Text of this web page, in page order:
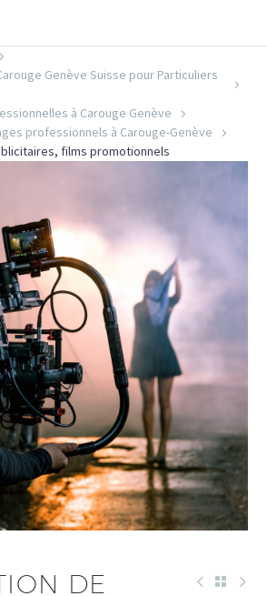
Genève Suisse pour Particuliers
à Carouge Genève
professionnels à Carouge-Genève
films promotionnels
DE